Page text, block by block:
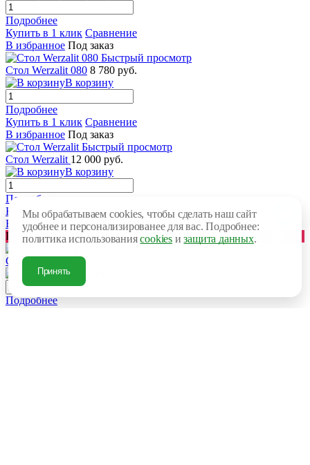
Подробнее
Купить в 1 клик Сравнение
В избранное Под заказ
Быстрый просмотр
Стол Werzalit 080 8 780 руб.
В корзину
Подробнее
Купить в 1 клик Сравнение
В избранное Под заказ
Быстрый просмотр
Стол Werzalit 12 000 руб.
В корзину
Подробнее
Купить в 1 клик Сравнение
В избранное Под заказ
Распродажа
Стол Ft 110 Y
15 600 руб.
В корзину
Подробнее
Мы обрабатываем cookies, чтобы сделать наш сайт
удобнее и персонализированее для вас. Подробнее:
политика использованияcookies изащита данных.
Принять